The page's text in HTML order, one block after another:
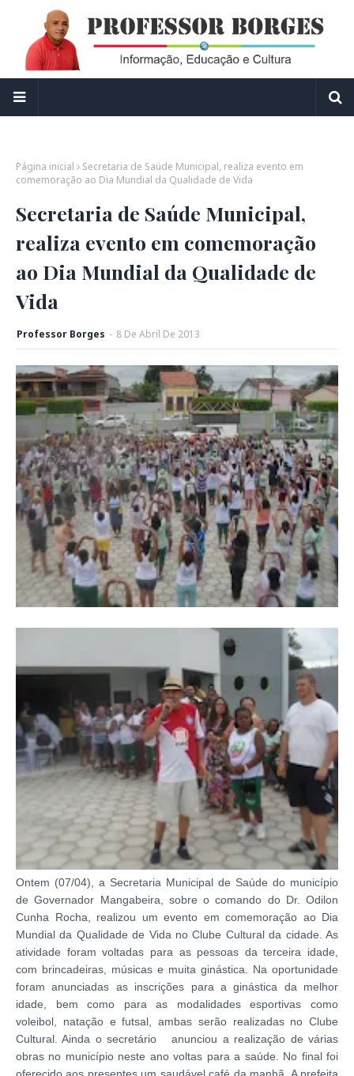
Página inicial
Secretaria de Saúde Municipal, realiza evento em
comemoração ao Dia Mundial da Qualidade de Vida
Secretaria de Saúde Municipal,
realiza evento em comemoração
ao Dia Mundial da Qualidade de
Vida
Professor Borges - 8 De Abril De 2013
Ontem (07/04), a Secretaria Municipal de Saúde do município
de Governador Mangabeira, sobre o comando do Dr. Odilon
Cunha Rocha, realizou um evento em comemoração ao Dia
Mundial da Qualidade de Vida no Clube Cultural da cidade. As
atividade foram voltadas para as pessoas da terceira idade,
com brincadeiras, músicas e muita ginástica. Na oportunidade
foram anunciadas as inscrições para a ginástica da melhor
idade, bem como para as modalidades esportivas como
voleibol, natação e futsal, ambas serão realizadas no Clube
Cultural. Ainda o secretário anunciou a realização de várias
obras no município neste ano voltas para a saúde. No final foi